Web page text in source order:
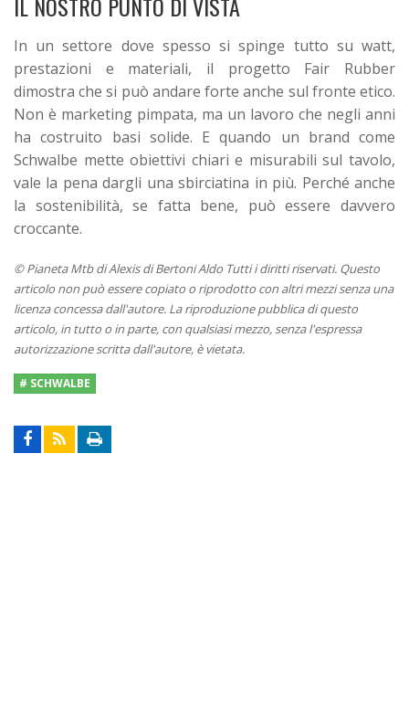
In un settore dove spesso si spinge tutto su watt,
prestazioni e materiali, il progetto Fair Rubber
dimostra che si può andare forte anche sul fronte etico.
Non è marketing pimpata, ma un lavoro che negli anni
ha costruito basi solide. E quando un brand come
Schwalbe mette obiettivi chiari e misurabili sul tavolo,
vale la pena dargli una sbirciatina in più. Perché anche
la sostenibilità, se fatta bene, può essere davvero
croccante.
© Pianeta Mtb di Alexis di Bertoni Aldo Tutti i diritti riservati. Questo
articolo non può essere copiato o riprodotto con altri mezzi senza una
licenza concessa dall'autore. La riproduzione pubblica di questo
articolo, in tutto o in parte, con qualsiasi mezzo, senza l'espressa
autorizzazione scritta dall'autore, è vietata.
# SCHWALBE